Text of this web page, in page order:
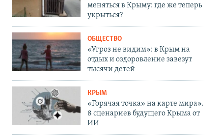
меняться в Крыму: где же теперь
укрыться?
ОБЩЕСТВО
«Угроз не видим»: в Крым на
отдых и оздоровление завезут
тысячи детей
КРЫМ
«Горячая точка» на карте мира».
8 сценариев будущего Крыма от
ИИ